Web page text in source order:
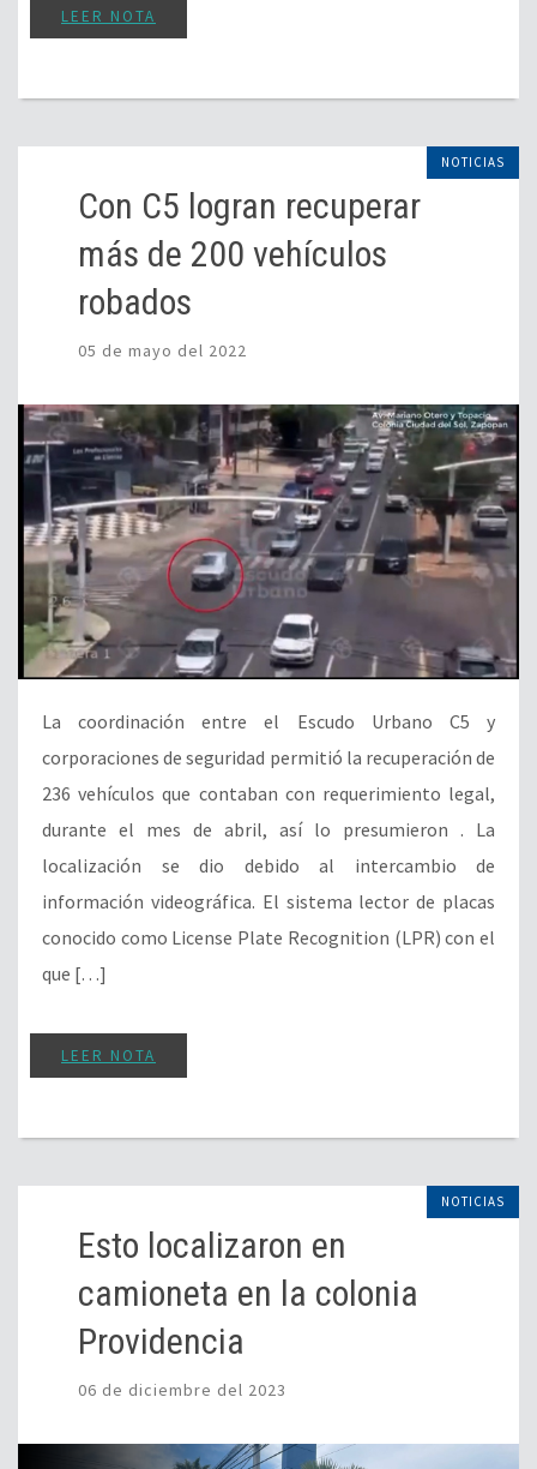
LEER NOTA
NOTICIAS
Con C5 logran recuperar
más de 200 vehículos
robados
05 de mayo del 2022
La coordinación entre el Escudo Urbano C5 y
corporaciones de seguridad permitió la recuperación de
236 vehículos que contaban con requerimiento legal,
durante el mes de abril, así lo presumieron . La
localización se dio debido al intercambio de
información videográfica. El sistema lector de placas
conocido como License Plate Recognition (LPR) con el
que […]
LEER NOTA
NOTICIAS
Esto localizaron en
camioneta en la colonia
Providencia
06 de diciembre del 2023